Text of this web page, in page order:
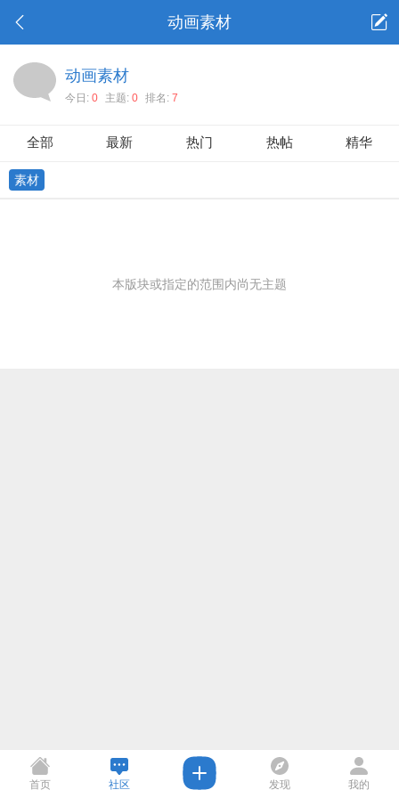
动画素材
动画素材
今日: 0 主题: 0 排名: 7
全部 最新 热门 热帖 精华
素材
本版块或指定的范围内尚无主题
首页 社区 发现 我的